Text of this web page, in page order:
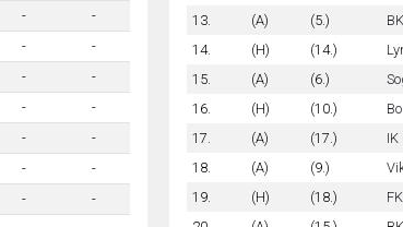
-
-
-
-
-
-
-
-
-
-
-
-
-
-
13.
(A) (5.)
14.
(H) (14.)
15.
(A) (6.)
16.
(H) (10.)
17.
(A) (17.) IK
18.
(A) (9.)
19.
(H) (18.)